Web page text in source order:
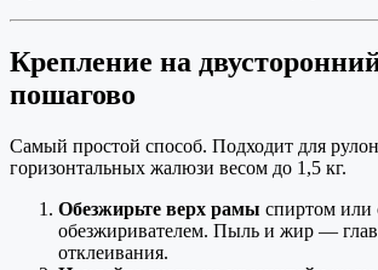
Крепление на
пошагово
Самый простой способ. Подходит для
горизонтальных жалюзи весом до 1,5 кг.
Обезжирьте верх рамы спиртом или
обезжиривателем. Пыль и жир —
отклеивания.